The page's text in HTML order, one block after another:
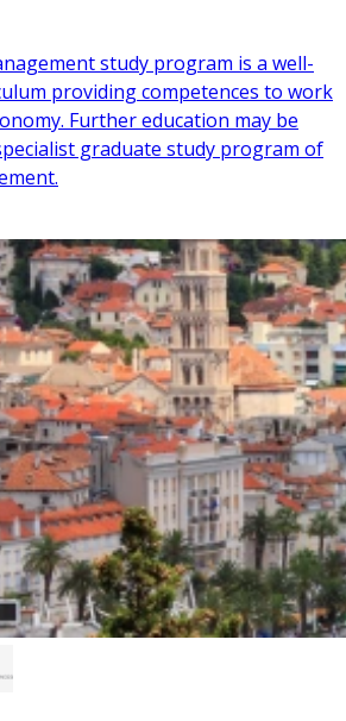
study program is a well-
providing competences to work
Further education may be
graduate study program of